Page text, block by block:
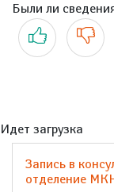
Были ли
Да
Идет загрузка
Запись в
отделение